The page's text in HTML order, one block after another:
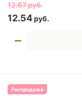
12.67
12.54
Распродажа